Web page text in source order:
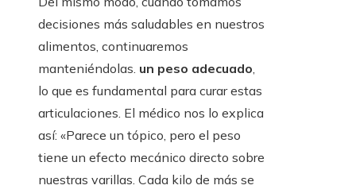
decisiones más saludables en nuestros
alimentos, continuaremos
manteniéndolas. un peso adecuado,
lo que es fundamental para curar estas
articulaciones. El médico nos lo explica
así: «Parece un tópico, pero el peso
tiene un efecto mecánico directo sobre
nuestras varillas. Cada kilo de más se